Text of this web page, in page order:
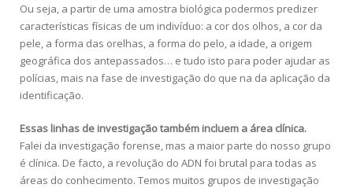
Ou seja, a partir de uma amostra biológica podermos predizer
características físicas de um indivíduo: a cor dos olhos, a cor da
pele, a forma das orelhas, a forma do pelo, a idade, a origem
geográfica dos antepassados… e tudo isto para poder ajudar as
polícias, mais na fase de investigação do que na da aplicação da
identificação.
Essas linhas de investigação também incluem a área clínica.
Falei da investigação forense, mas a maior parte do nosso grupo
é clínica. De facto, a revolução do ADN foi brutal para todas as
áreas do conhecimento. Temos muitos grupos de investigação